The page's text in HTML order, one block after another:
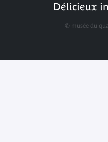
Délicieux
© musée du